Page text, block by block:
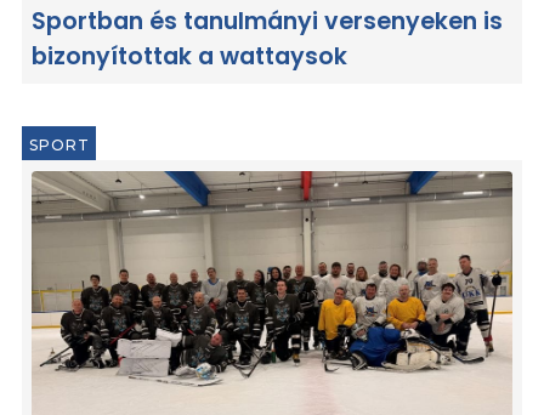
Sportban és tanulmányi versenyeken is
bizonyítottak a wattaysok
SPORT